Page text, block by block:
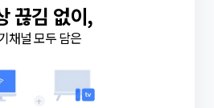
끊김 없이,
채널 모두 담은
+